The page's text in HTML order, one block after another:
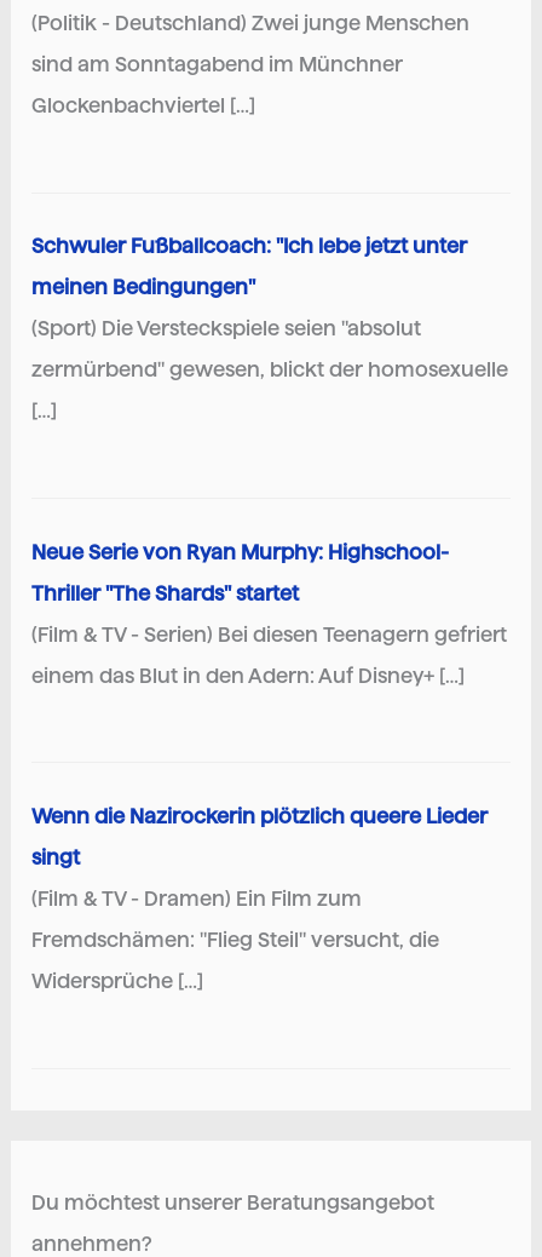
(Politik - Deutschland) Zwei junge Menschen
sind am Sonntagabend im Münchner
Glockenbachviertel […]
Schwuler Fußballcoach: "Ich lebe jetzt unter
meinen Bedingungen"
(Sport) Die Versteckspiele seien "absolut
zermürbend" gewesen, blickt der homosexuelle
[…]
Neue Serie von Ryan Murphy: Highschool-
Thriller "The Shards" startet
(Film & TV - Serien) Bei diesen Teenagern gefriert
einem das Blut in den Adern: Auf Disney+ […]
Wenn die Nazirockerin plötzlich queere Lieder
singt
(Film & TV - Dramen) Ein Film zum
Fremdschämen: "Flieg Steil" versucht, die
Widersprüche […]
Du möchtest unserer Beratungsangebot
annehmen?